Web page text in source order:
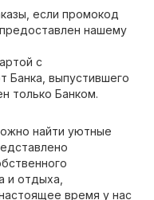
если промокод
нашему
с
Банка, выпустившего
только Банком.
найти уютные
и отдыха,
время у нас